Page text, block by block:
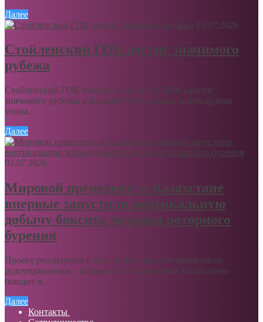
Далее
03.07.2026
Стойленский ГОК достиг значимого
рубежа
Стойленский ГОК (входит в Группу НЛМК) достиг
значимого рубежа: в карьере ГОКа добыта миллиардная
тонна...
Далее
03.07.2026
Мировой прецедент: в Казахстане
впервые запустили вертикальную
добычу боксита методом роторного
бурения
Проект реализуется в Краснооктябрьском бокситовом
рудоуправлении – филиал АО «Алюминий Казахстана»
(входит в...
Далее
Контакты